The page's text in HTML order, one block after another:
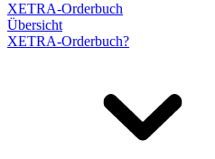
XETRA-Orderbuch
Übersicht
XETRA-Orderbuch?